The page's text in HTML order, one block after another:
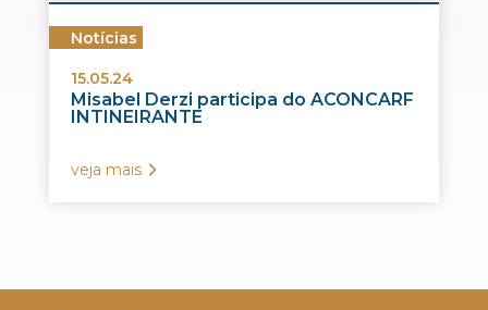
Notícias
15.05.24
Misabel Derzi participa do ACONCARF
INTINEIRANTE
veja mais